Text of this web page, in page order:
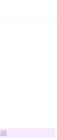
ートに追加